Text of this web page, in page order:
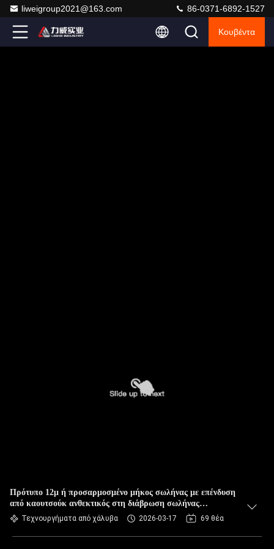
liweigroup2021@163.com 86-0371-6892-1527
Κουβέντα
Πρότυπο 12μ ή προσαρμοσμένο μήκος σωλήνας με επένδυση
από καουτσούκ ανθεκτικός στη διάβρωση σωλήνας
κατασκευασμένος στη Χενάν για βιομηχανική χρήση
Τεχνουργήματα από χάλυβα 2026-03-17 69 θέα